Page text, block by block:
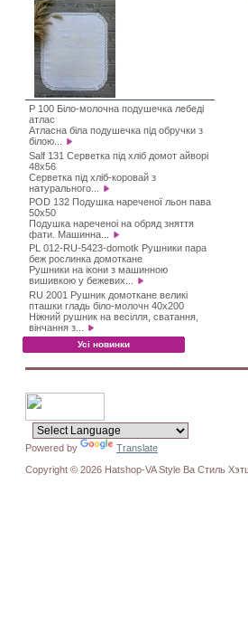
P 100 Біло-молочна подушечка лебеді
атлас
Атласна біла подушечка під обручки з
білою...
Salf 131 Серветка під хліб домот айворі
48х56
Серветка під хліб-коровай з
натурального...
POD 132 Подушка нареченої льон пава
50х50
Подушка нареченоі на обряд зняття
фати. Машинна...
PL 012-RU-5423-domotk Рушники пара
беж рослинка домоткане
Рушники на ікони з машинною
вишивкою у бежевих...
RU 2001 Рушник домоткане великі
пташки гладь біло-молочн 40х200
Ніжний рушник на весілля, сватання,
вінчання з...
Усі новинки
Powered by
Translate
Copyright © 2026 Hatshop-VA Style Ва Стиль